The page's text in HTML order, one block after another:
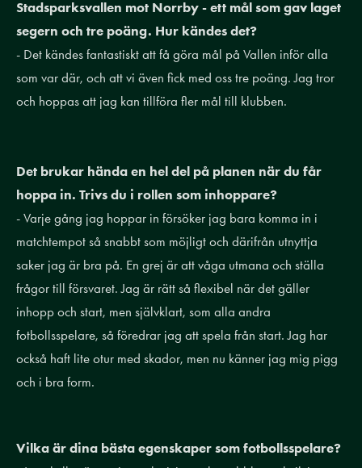
Stadsparksvallen mot Norrby - ett mål som gav laget
segern och tre poäng. Hur kändes det?
- Det kändes fantastiskt att få göra mål på Vallen inför alla
som var där, och att vi även fick med oss tre poäng. Jag tror
och hoppas att jag kan tillföra fler mål till klubben.
Det brukar hända en hel del på planen när du får
hoppa in. Trivs du i rollen som inhoppare?
- Varje gång jag hoppar in försöker jag bara komma in i
matchtempot så snabbt som möjligt och därifrån utnyttja
saker jag är bra på. En grej är att våga utmana och ställa
frågor till försvaret. Jag är rätt så flexibel när det gäller
inhopp och start, men självklart, som alla andra
fotbollsspelare, så föredrar jag att spela från start. Jag har
också haft lite otur med skador, men nu känner jag mig pigg
och i bra form.
Vilka är dina bästa egenskaper som fotbollsspelare?